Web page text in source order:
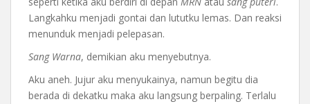
Langkahku menjadi gontai dan lututku lemas. Dan reaksi
menunduk menjadi pelepasan.
Sang Warna, demikian aku menyebutnya.
Aku aneh. Jujur aku menyukainya, namun begitu dia
berada di dekatku maka aku langsung berpaling. Terlalu